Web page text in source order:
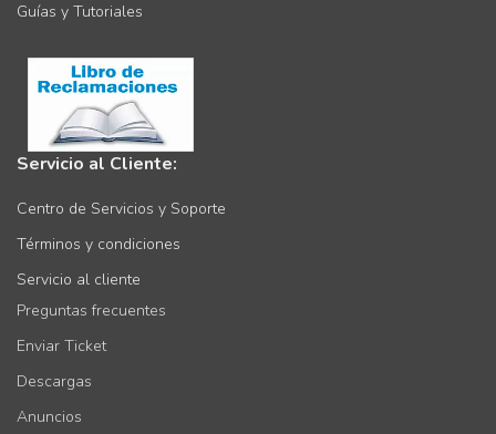
Guías y Tutoriales
Servicio al Cliente:
Centro de Servicios y Soporte
Términos y condiciones
Servicio al cliente
Preguntas frecuentes
Enviar Ticket
Descargas
Anuncios